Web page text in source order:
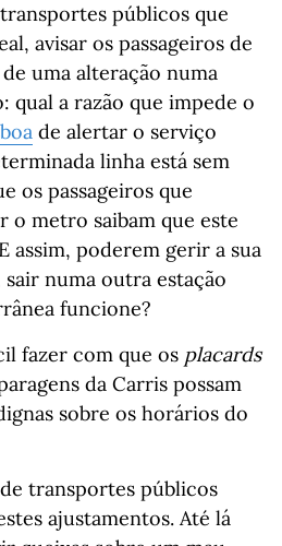
públicos que
avisar os passageiros de
uma alteração numa
qual a razão que impede o
de alertar o serviço
linha está sem
os passageiros que
o metro saibam que este
assim, poderem gerir a sua
sair numa outra estação
funcione?
fazer com que os placards
da Carris possam
sobre os horários do
transportes públicos
ajustamentos. Até lá